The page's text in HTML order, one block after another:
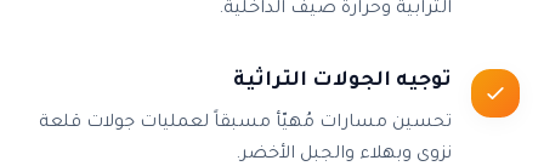
الترابية وحرارة صيف الداخلية.
توجيه الجولات التراثية
تحسين مسارات مُهيّأ مسبقاً لعمليات جولات قلعة
نزوى وبهلاء والجبل الأخضر.